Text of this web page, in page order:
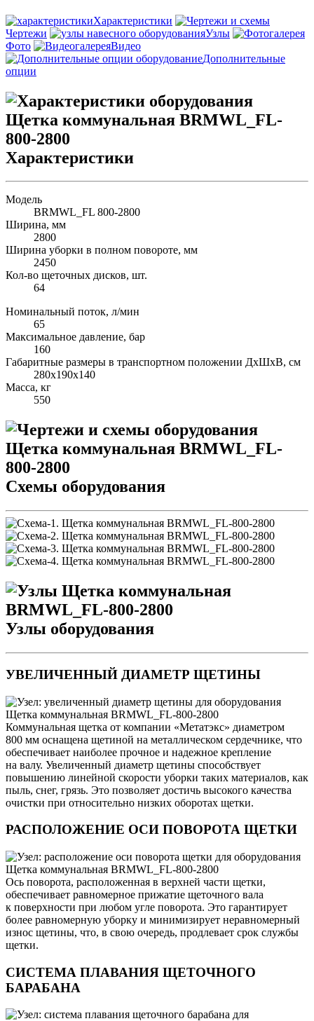
Характеристики
Чертежи
Узлы
Фото
Видео
Дополнительные
опции
Характеристики
Модель
BRMWL_FL 800-2800
Ширина, мм
2800
Ширина уборки в полном повороте, мм
2450
Кол-во щеточных дисков, шт.
64
Номинальный поток, л/мин
65
Максимальное давление, бар
160
Габаритные размеры в транспортном положении ДхШхВ, см
280х190х140
Масса, кг
550
Схемы оборудования
Узлы оборудования
УВЕЛИЧЕННЫЙ ДИАМЕТР ЩЕТИНЫ
Коммунальная щетка от компании «Метатэкс» диаметром
800 мм оснащена щетиной на металлическом сердечнике, что
обеспечивает наиболее прочное и надежное крепление
на валу. Увеличенный диаметр щетины способствует
повышению линейной скорости уборки таких материалов, как
пыль, снег, грязь. Это позволяет достичь высокого качества
очистки при относительно низких оборотах щетки.
РАСПОЛОЖЕНИЕ ОСИ ПОВОРОТА ЩЕТКИ
Ось поворота, расположенная в верхней части щетки,
обеспечивает равномерное прижатие щеточного вала
к поверхности при любом угле поворота. Это гарантирует
более равномерную уборку и минимизирует неравномерный
износ щетины, что, в свою очередь, продлевает срок службы
щетки.
СИСТЕМА ПЛАВАНИЯ ЩЕТОЧНОГО
БАРАБАНА